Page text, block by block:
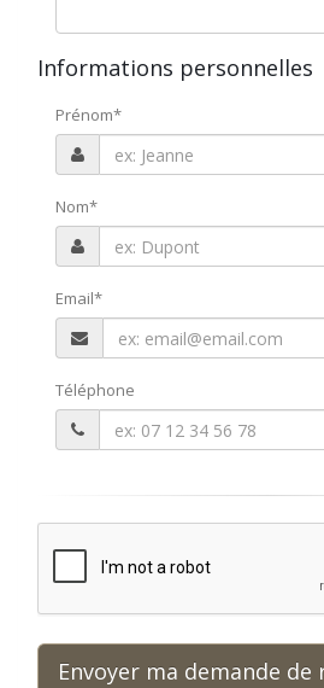
Informations personnelles
Prénom*
Nom*
Email*
Téléphone